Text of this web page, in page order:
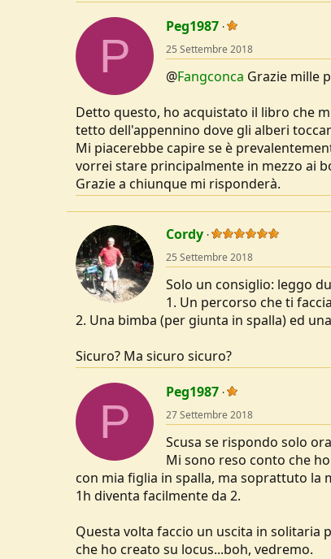
P
Peg1987
25 Settembre 2018
@Fangconca Grazie mille
Detto questo, ho acquistato il libro che
tetto dell'appennino dove gli alberi
Mi piacerebbe capire se è
vorrei stare principalmente in mezzo ai
Grazie a chiunque mi risponderà.
Cordy
25 Settembre 2018
Solo un consiglio: leggo
1. Un percorso che ti
2. Una bimba (per giunta in spalla) ed
Sicuro? Ma sicuro sicuro?
P
Peg1987
27 Settembre 2018
Scusa se rispondo solo
Mi sono reso conto che
con mia figlia in spalla, ma soprattuto la
1h diventa facilmente da 2.
Questa volta faccio un uscita in solitaria
che ho creato su locus...boh, vedremo.